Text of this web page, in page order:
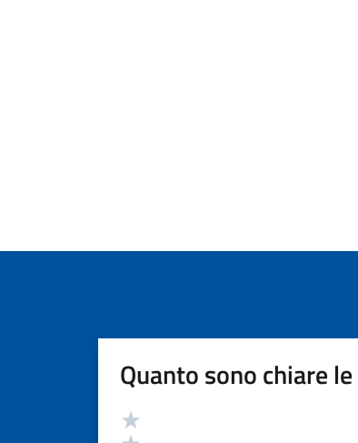
Quanto sono chiare
Valutazione